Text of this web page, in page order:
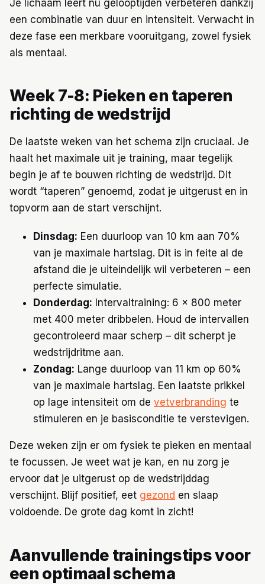
Je lichaam leert nu gelooptijden verbeteren dankzij
een combinatie van duur en intensiteit. Verwacht in
deze fase een merkbare vooruitgang, zowel fysiek
als mentaal.
Week 7-8: Pieken en taperen
richting de wedstrijd
De laatste weken van het schema zijn cruciaal. Je
haalt het maximale uit je training, maar tegelijk
begin je af te bouwen richting de wedstrijd. Dit
wordt “taperen” genoemd, zodat je uitgerust en in
topvorm aan de start verschijnt.
Dinsdag: Een duurloop van 10 km aan 70%
van je maximale hartslag. Dit is in feite al de
afstand die je uiteindelijk wil verbeteren – een
perfecte simulatie.
Donderdag: Intervaltraining: 6 x 800 meter
met 400 meter dribbelen. Houd de intervallen
gecontroleerd maar scherp – dit scherpt je
wedstrijdritme aan.
Zondag: Lange duurloop van 11 km op 60%
van je maximale hartslag. Een laatste prikkel
op lage intensiteit om de vetverbranding te
stimuleren en je basisconditie te verstevigen.
Deze weken zijn er om fysiek te pieken en mentaal
te focussen. Je weet wat je kan, en nu zorg je
ervoor dat je uitgerust op de wedstrijddag
verschijnt. Blijf positief, eet gezond en slaap
voldoende. De grote dag komt in zicht!
Aanvullende trainingstips voor
een optimaal schema